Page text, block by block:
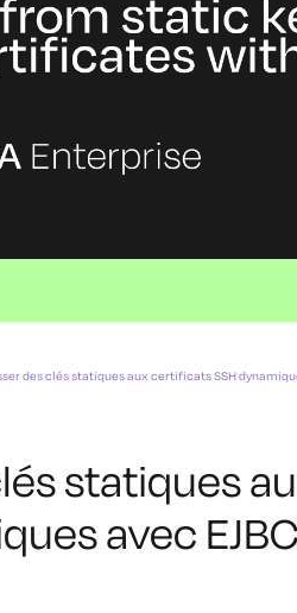
des clés statiques aux certificats SSH
statiques
avec